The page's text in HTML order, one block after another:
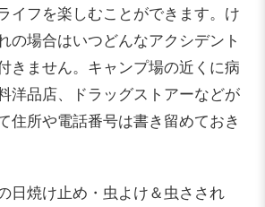
イフを楽しむことができます。け
の場合はいつどんなアクシデント
きません。キャンプ場の近くに病
洋品店、ドラッグストアーなどが
住所や電話番号は書き留めておき
日焼け止め・虫よけ＆虫さされ